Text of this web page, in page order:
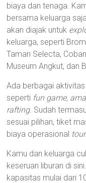
biaya dan tenaga.
bersama keluarga
akan diajak untuk
keluarga, seperti
Taman Selecta,
Museum Angkut, dan
Ada berbagai
seperti fun game,
rafting. Sudah
sesuai pilihan, tiket
biaya operasional tour.
Kamu dan keluarga
keseruan liburan di
kapasitas mulai dari